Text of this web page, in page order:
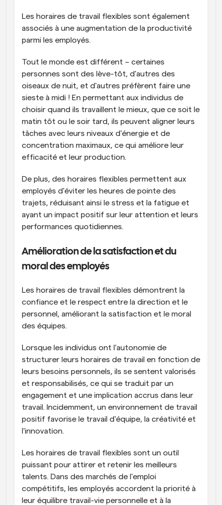
Les horaires de travail flexibles sont également
associés à une augmentation de la productivité
parmi les employés.
Tout le monde est différent – certaines
personnes sont des lève-tôt, d'autres des
oiseaux de nuit, et d'autres préfèrent faire une
sieste à midi ! En permettant aux individus de
choisir quand ils travaillent le mieux, que ce soit le
matin tôt ou le soir tard, ils peuvent aligner leurs
tâches avec leurs niveaux d'énergie et de
concentration maximaux, ce qui améliore leur
efficacité et leur production.
De plus, des horaires flexibles permettent aux
employés d'éviter les heures de pointe des
trajets, réduisant ainsi le stress et la fatigue et
ayant un impact positif sur leur attention et leurs
performances quotidiennes.
Amélioration de la satisfaction et du
moral des employés
Les horaires de travail flexibles démontrent la
confiance et le respect entre la direction et le
personnel, améliorant la satisfaction et le moral
des équipes.
Lorsque les individus ont l'autonomie de
structurer leurs horaires de travail en fonction de
leurs besoins personnels, ils se sentent valorisés
et responsabilisés, ce qui se traduit par un
engagement et une implication accrus dans leur
travail. Incidemment, un environnement de travail
positif favorise le travail d'équipe, la créativité et
l'innovation.
Les horaires de travail flexibles sont un outil
puissant pour attirer et retenir les meilleurs
talents. Dans des marchés de l'emploi
compétitifs, les employés accordent la priorité à
leur équilibre travail-vie personnelle et à la